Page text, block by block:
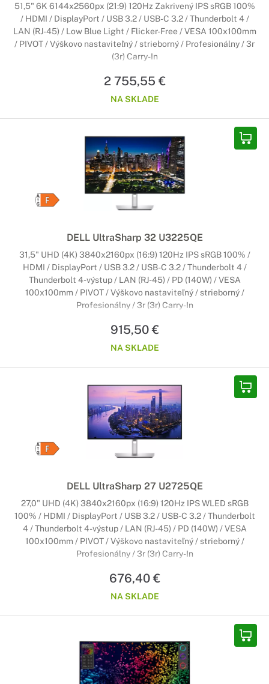
51,5" 6K 6144x2560px (21:9) 120Hz Zakrivený IPS sRGB 100%
/ HDMI / DisplayPort / USB 3.2 / USB-C 3.2 / Thunderbolt 4 /
LAN (RJ-45) / Low Blue Light / Flicker-Free / VESA 100x100mm
/ PIVOT / Výškovo nastaviteľný / strieborný / Profesionálny / 3r
(3r) Carry-In
2 755,55 €
NA SKLADE
DELL UltraSharp 32 U3225QE
31,5" UHD (4K) 3840x2160px (16:9) 120Hz IPS sRGB 100% /
HDMI / DisplayPort / USB 3.2 / USB-C 3.2 / Thunderbolt 4 /
Thunderbolt 4-výstup / LAN (RJ-45) / PD (140W) / VESA
100x100mm / PIVOT / Výškovo nastaviteľný / strieborný /
Profesionálny / 3r (3r) Carry-In
915,50 €
NA SKLADE
DELL UltraSharp 27 U2725QE
27,0" UHD (4K) 3840x2160px (16:9) 120Hz IPS WLED sRGB
100% / HDMI / DisplayPort / USB 3.2 / USB-C 3.2 / Thunderbolt
4 / Thunderbolt 4-výstup / LAN (RJ-45) / PD (140W) / VESA
100x100mm / PIVOT / Výškovo nastaviteľný / strieborný /
Profesionálny / 3r (3r) Carry-In
676,40 €
NA SKLADE